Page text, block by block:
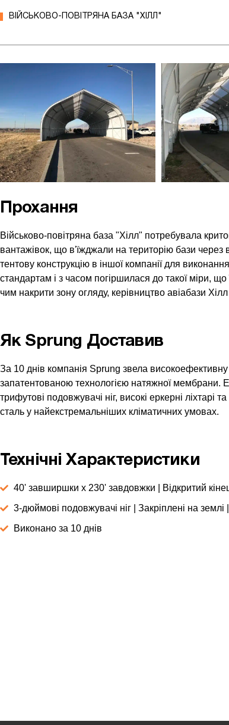
ВІЙСЬКОВО-ПОВІТРЯНА БАЗА "ХІЛЛ"
Прохання
Військово-повітряна база "Хілл" потребувала
вантажівок, що в'їжджали на територію бази
тентову конструкцію в іншої компанії для виконання
стандартам і з часом погіршилася до такої міри,
чим накрити зону огляду, керівництво авіабази
Як Sprung Доставив
За 10 днів компанія Sprung звела
запатентованою технологією натяжної мембрани.
трифутові подовжувачі ніг, високі еркерні ліхтарі
сталь у найекстремальніших кліматичних умовах.
Технічні Характеристики
40' завширшки x 230' завдовжки | Відкритий
3-дюймові подовжувачі ніг | Закріплені на землі
Виконано за 10 днів